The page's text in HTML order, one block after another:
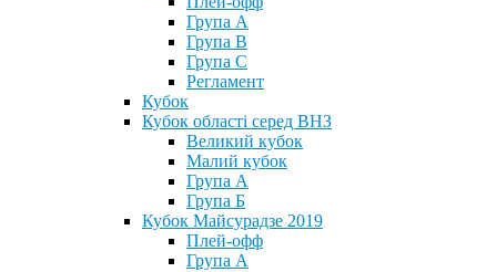
Група А
Група В
Група С
Регламент
Кубок
Кубок області серед ВНЗ
Великий кубок
Малий кубок
Група А
Група Б
Кубок Майсурадзе 2019
Плей-офф
Група А